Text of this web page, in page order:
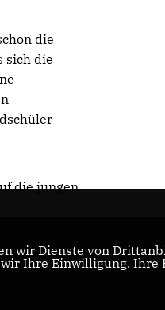
die
sich die
die jungen
wir Dienste von
Ihre Einwilligung. Ihre